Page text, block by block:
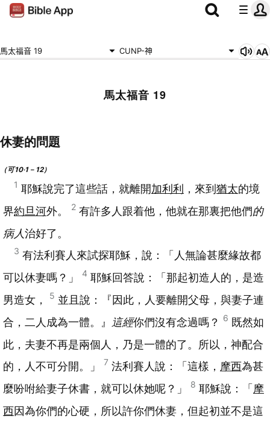
馬太福音 19 CUNP-神
馬太福音 19
休妻的問題
（可10‧1－12）
1 耶穌說完了這些話，就離開加利利 ，來到 猶太的境
界約旦河外。 2 有許多人跟着他，他就在那裏把他們的
病人治好了。
3 有法利賽人來試探耶穌，說：「人無論甚麼緣故都
可以休妻嗎？」
4 耶穌回答說：「那起初造人的，是造
男造女，
5 並且說：『因此，人要離開父母，與妻子連
合，二人成為一體。』 這經你們沒有念過嗎？ 6 既然如
此，夫妻不再是兩個人，乃是一體的了。所以，神配合
的，人不可分開。」
7 法利賽人說：「這樣， 摩西為甚
麼吩咐給妻子休書，就可以休她呢？」
8 耶穌說：「 摩
西因為你們的心硬，所以許你們休妻，但起初並不是這